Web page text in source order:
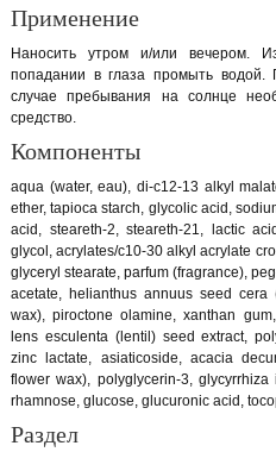
Применение
Наносить утром и/или вечером.
попадании в глаза промыть
случае пребывания на солнце
средство.
Компоненты
aqua (water, eau), di-c12-13 alkyl
ether, tapioca starch, glycolic acid,
acid, steareth-2, steareth-21, lactic
glycol, acrylates/c10-30 alkyl acrylate
glyceryl stearate, parfum (fragrance),
acetate, helianthus annuus seed cera
wax), piroctone olamine, xanthan
lens esculenta (lentil) seed extract,
zinc lactate, asiaticoside, acacia
flower wax), polyglycerin-3,
rhamnose, glucose, glucuronic acid,
Раздел